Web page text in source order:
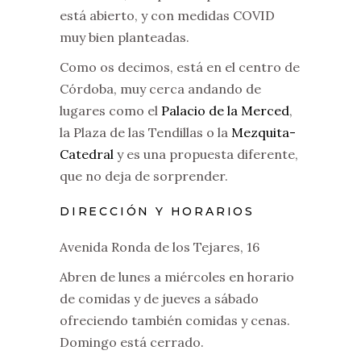
está abierto, y con medidas COVID
muy bien planteadas.
Como os decimos, está en el centro de
Córdoba, muy cerca andando de
lugares como el Palacio de la Merced,
la Plaza de las Tendillas o la Mezquita-
Catedral y es una propuesta diferente,
que no deja de sorprender.
DIRECCIÓN Y HORARIOS
Avenida Ronda de los Tejares, 16
Abren de lunes a miércoles en horario
de comidas y de jueves a sábado
ofreciendo también comidas y cenas.
Domingo está cerrado.